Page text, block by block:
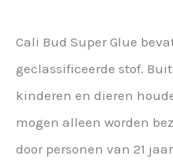
Cali Bud Super Glue
geclassificeerde stof.
kinderen en dieren
mogen alleen worden
door personen van 21